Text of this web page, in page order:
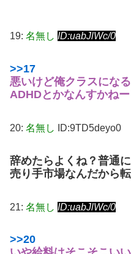
19: 名無し ID:uabJlWc/0
>>17
悪いけど俺クラスにな
ADHDとかなんすかね
20: 名無し ID:9TD5deyo0
辞めたらよくね？普通に
売り手市場なんだから
21: 名無し ID:uabJlWc/0
>>20